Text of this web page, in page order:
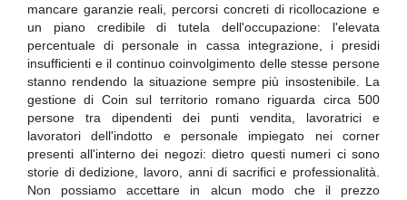
mancare garanzie reali, percorsi concreti di ricollocazione e
un piano credibile di tutela dell'occupazione: l'elevata
percentuale di personale in cassa integrazione, i presidi
insufficienti e il continuo coinvolgimento delle stesse persone
stanno rendendo la situazione sempre più insostenibile. La
gestione di Coin sul territorio romano riguarda circa 500
persone tra dipendenti dei punti vendita, lavoratrici e
lavoratori dell'indotto e personale impiegato nei corner
presenti all'interno dei negozi: dietro questi numeri ci sono
storie di dedizione, lavoro, anni di sacrifici e professionalità.
Non possiamo accettare in alcun modo che il prezzo